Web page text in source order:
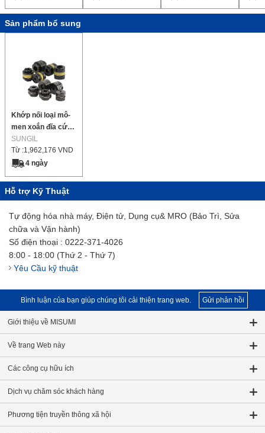
Sản phẩm bổ sung
Khớp nối loại mô-
men xoắn đĩa cứng
(Sê-ri SHD)
SUNGIL
Từ :1,962,176 VND
4 ngày
Hỗ trợ Kỹ Thuật
Tự động hóa nhà máy, Điện tử, Dụng cụ& MRO (Bảo Trì, Sửa
chữa và Vận hành)
Số điện thoại : 0222-371-4026
8:00 - 18:00 (Thứ 2 - Thứ 7)
Yêu Cầu kỹ thuật
Bình luận của bạn giúp chúng tôi cải thiện trang web. Gửi phản hồi
Giới thiệu về MISUMI
Về trang Web này
Các công cụ hữu ích
Dịch vụ chăm sóc khách hàng
Phương tiện truyền thông xã hội